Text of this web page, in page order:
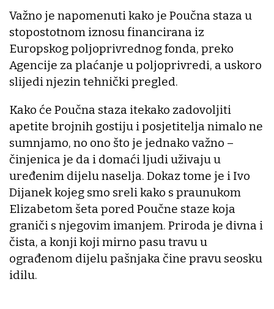
Važno je napomenuti kako je Poučna staza u
stopostotnom iznosu financirana iz
Europskog poljoprivrednog fonda, preko
Agencije za plaćanje u poljoprivredi, a uskoro
slijedi njezin tehnički pregled.
Kako će Poučna staza itekako zadovoljiti
apetite brojnih gostiju i posjetitelja nimalo ne
sumnjamo, no ono što je jednako važno –
činjenica je da i domaći ljudi uživaju u
uređenim dijelu naselja. Dokaz tome je i Ivo
Dijanek kojeg smo sreli kako s praunukom
Elizabetom šeta pored Poučne staze koja
graniči s njegovim imanjem. Priroda je divna i
čista, a konji koji mirno pasu travu u
ograđenom dijelu pašnjaka čine pravu seosku
idilu.